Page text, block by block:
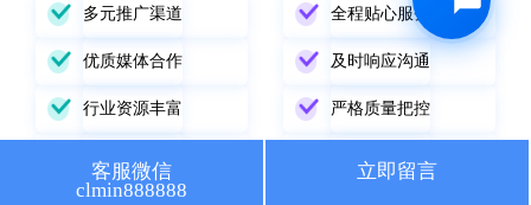
多元推广渠道
优质媒体合作
行业资源丰富
全程贴心服务
及时响应沟通
严格质量把控
客服微信
clmin888888
立即留言